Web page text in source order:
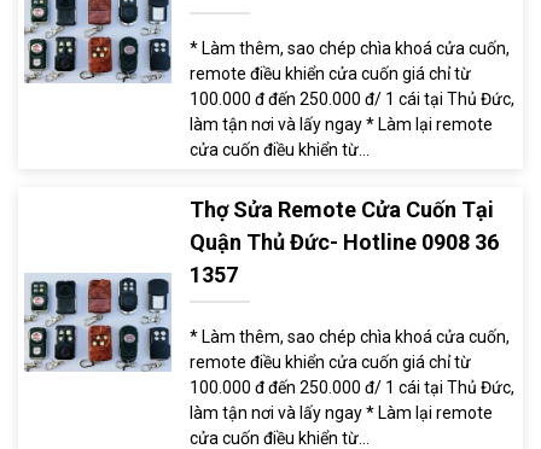
* Làm thêm, sao chép chìa khoá cửa cuốn,
remote điều khiển cửa cuốn giá chỉ từ
100.000 đ đến 250.000 đ/ 1 cái tại Thủ Đức,
làm tận nơi và lấy ngay * Làm lại remote
cửa cuốn điều khiển từ...
Thợ Sửa Remote Cửa Cuốn Tại
Quận Thủ Đức- Hotline 0908 36
1357
* Làm thêm, sao chép chìa khoá cửa cuốn,
remote điều khiển cửa cuốn giá chỉ từ
100.000 đ đến 250.000 đ/ 1 cái tại Thủ Đức,
làm tận nơi và lấy ngay * Làm lại remote
cửa cuốn điều khiển từ...